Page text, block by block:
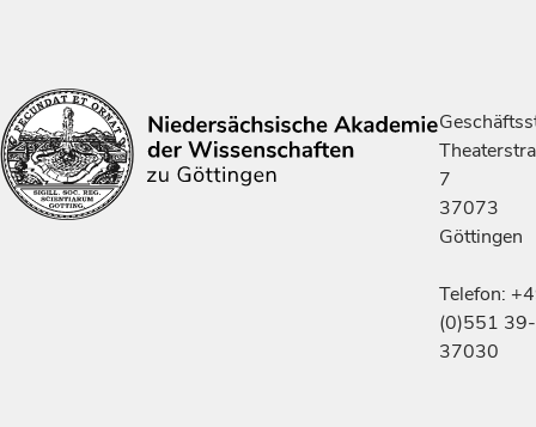
7
37073
Göttingen
Telefon:
(0)551 39-
37030